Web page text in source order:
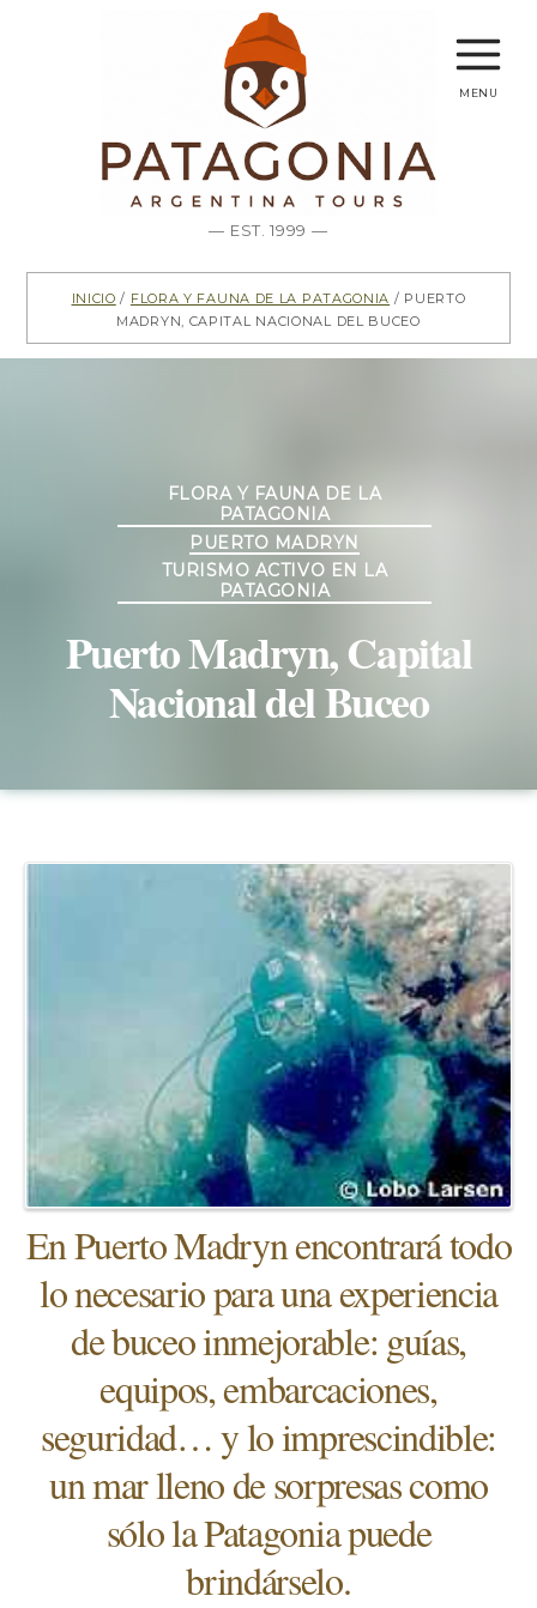
— EST. 1999 —
menu
Inicio / Flora y Fauna de la Patagonia / Puerto
Madryn, Capital Nacional del Buceo
Categorías
FLORA Y FAUNA DE LA
PATAGONIA
PUERTO MADRYN
TURISMO ACTIVO EN LA
PATAGONIA
Puerto Madryn, Capital
Nacional del Buceo
En Puerto Madryn encontrará todo
lo necesario para una experiencia
de buceo inmejorable: guías,
equipos, embarcaciones,
seguridad… y lo imprescindible:
un mar lleno de sorpresas como
sólo la Patagonia puede
brindárselo.